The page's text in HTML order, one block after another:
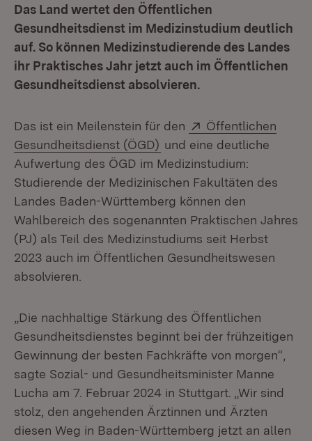
Das Land wertet den Öffentlichen
Gesundheitsdienst im Medizinstudium deutlich
auf. So können Medizinstudierende des Landes
ihr Praktisches Jahr jetzt auch im Öffentlichen
Gesundheitsdienst absolvieren.
Das ist ein Meilenstein für den Extern:
Öffentlichen
Gesundheitsdienst (ÖGD) (Öffnet in neuem Fenster)
und eine deutliche
Aufwertung des ÖGD im Medizinstudium:
Studierende der Medizinischen Fakultäten des
Landes Baden-Württemberg können den
Wahlbereich des sogenannten Praktischen Jahres
(PJ) als Teil des Medizinstudiums seit Herbst
2023 auch im Öffentlichen Gesundheitswesen
absolvieren.
„Die nachhaltige Stärkung des Öffentlichen
Gesundheitsdienstes beginnt bei der frühzeitigen
Gewinnung der besten Fachkräfte von morgen“,
sagte Sozial- und Gesundheitsminister Manne
Lucha am 7. Februar 2024 in Stuttgart. „Wir sind
stolz, den angehenden Ärztinnen und Ärzten
diesen Weg in Baden-Württemberg jetzt an allen